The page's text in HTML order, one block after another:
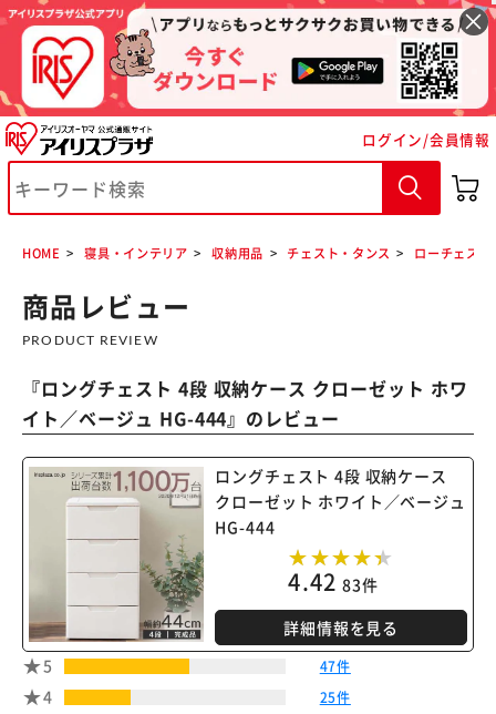
ログイン/会員情報
HOME 寝具・インテリア 収納用品 チェスト・タンス ローチェスト
商品レビュー
PRODUCT REVIEW
『ロングチェスト 4段 収納ケース クローゼット ホワ
イト／ベージュ HG-444』のレビュー
ロングチェスト 4段 収納ケース
クローゼット ホワイト／ベージュ
HG-444
4.42 83件
詳細情報を見る
5
47件
4 25件
※ご確認ください
カートに入れる 購入手続きへ